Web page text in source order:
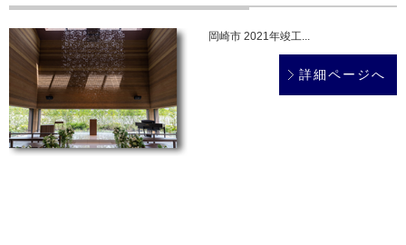
岡崎市 2021年竣工...
詳細ページへ